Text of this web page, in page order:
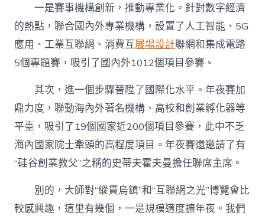
一是賽事機構創新，推動專業化。針對數字經濟
的熱點，聯合國內外專業機構，設置了人工智能、5G
應用、工業互聯網、消費互展場設計聯網和集成電路
5個專題賽，吸引了國內外1012個項目參賽。
其次，進一個步驟晉陞了國際化水平。年夜賽加
鼎力度，聯動海內外著名機構、高校和創業孵化器等
平臺，吸引了19個國家近200個項目參賽，此中不乏
海內國家院士牽頭的高程度項目。年夜賽還邀請了有
“硅谷創業教父”之稱的史蒂夫霍夫曼擔任聯席主席。
別的，大師對“縱貫烏鎮”和“互聯網之光”博覽會比
較感興趣，這里有幾個，一是規模適度擴年夜。我們